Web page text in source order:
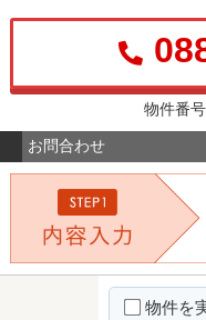
物件番
お問合わせ
物件を